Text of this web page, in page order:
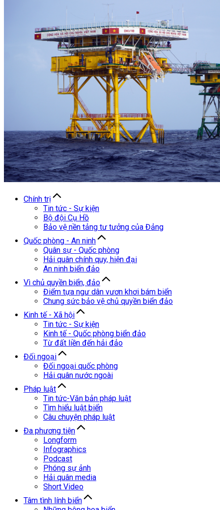
Chính trị
Tin tức - Sự kiện
Bộ đội Cụ Hồ
Bảo vệ nền tảng tư tưởng của Đảng
Quốc phòng - An ninh
Quân sự - Quốc phòng
Hải quân chính quy, hiện đại
An ninh biển đảo
Vì chủ quyền biển, đảo
Điểm tựa ngư dân vươn khơi bám biển
Chung sức bảo vệ chủ quyền biển đảo
Kinh tế - Xã hội
Tin tức - Sự kiện
Kinh tế - Quốc phòng biển đảo
Từ đất liền đến hải đảo
Đối ngoại
Đối ngoại quốc phòng
Hải quân nước ngoài
Pháp luật
Tin tức-Văn bản pháp luật
Tìm hiểu luật biển
Câu chuyện pháp luật
Đa phương tiện
Longform
Infographics
Podcast
Phóng sự ảnh
Hải quân media
Short Video
Tâm tình lính biển